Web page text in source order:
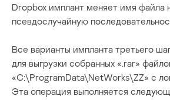
Dropbox имплант меняет имя файла
псевдослучайную
Все варианты импланта третьего
для выгрузки собранных «.rar»
«C:\ProgramData\NetWorks\ZZ» с
Эта операция выполняется